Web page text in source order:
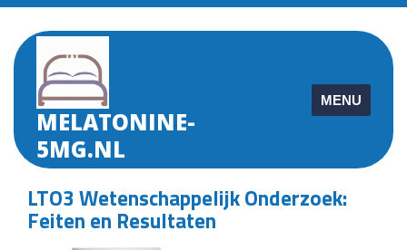
Skip
content
MELATONINE-
5MG.NL
MENU
LTO3 Wetenschappelijk Onderzoek:
Feiten en Resultaten